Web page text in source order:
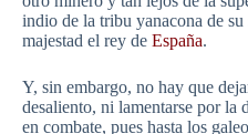
indio de la tribu yanacona de su
majestad el rey de España.
Y, sin embargo, no hay que
desaliento, ni lamentarse por la
en combate, pues hasta los